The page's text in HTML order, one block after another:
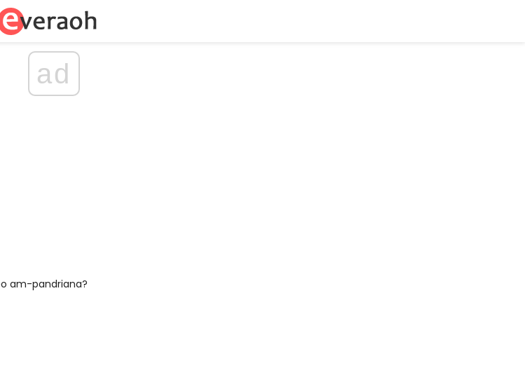
ad
am-pandriana?